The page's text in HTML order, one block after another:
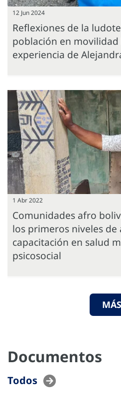
12 Jun 2024
Reflexiones de la
población en
experiencia de
1 Abr 2022
Comunidades afro
los primeros niveles
capacitación en salud
psicosocial
MÁS
Documentos
Todos